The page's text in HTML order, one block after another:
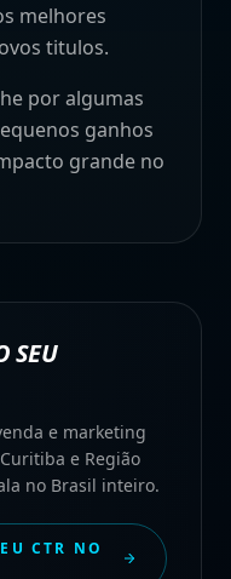
melhores
titulos.
por algumas
ganhos
grande no
SEU
e marketing
e Região
no Brasil inteiro.
CTR NO